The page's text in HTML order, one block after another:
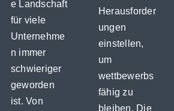
e Landschaft
für viele
Unternehme
n immer
schwieriger
geworden
ist. Von
Herausforder
ungen
einstellen,
um
wettbewerbs
fähig zu
bleiben. Die